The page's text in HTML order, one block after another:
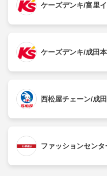
ケーズデンキ/富里
ケーズデンキ/成田
西松屋チェーン/成
ファッションセン